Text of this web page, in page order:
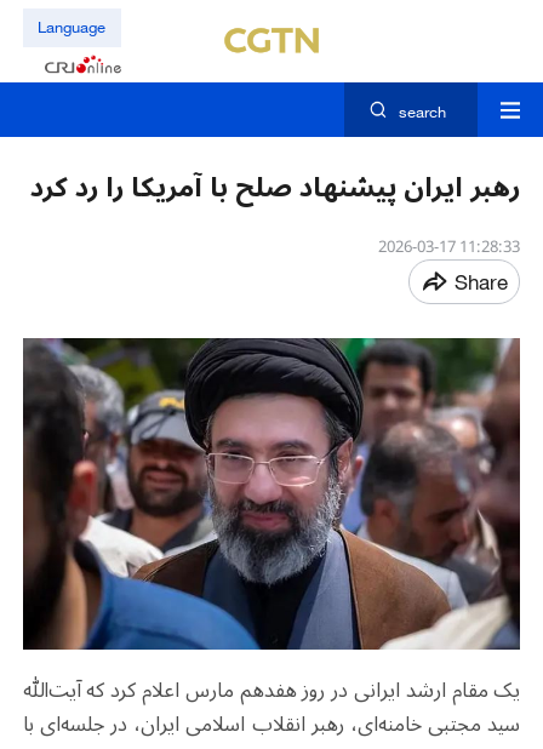
Language
search
رهبر ایران پیشنهاد صلح با آمریکا را رد کرد
11:28:33 2026-03-17
Share
یک مقام ارشد ایرانی در روز هفدهم مارس اعلام کرد که آیت‌الله
سید مجتبی خامنه‌ای، رهبر انقلاب اسلامی ایران، در جلسه‌ای‌ با